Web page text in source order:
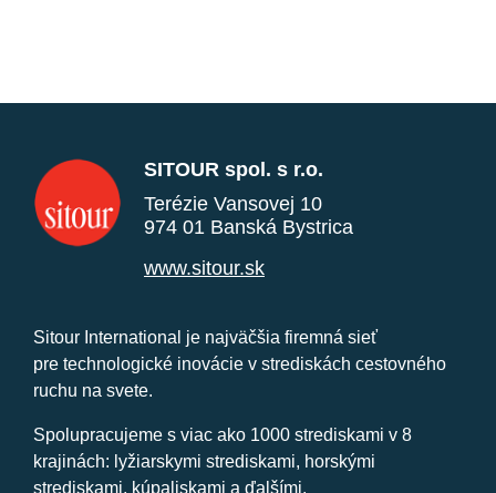
SITOUR spol. s r.o.
Terézie Vansovej 10
974 01 Banská Bystrica
www.sitour.sk
Sitour International je najväčšia firemná sieť
pre technologické inovácie v strediskách cestovného
ruchu na svete.
Spolupracujeme s viac ako 1000 strediskami v 8
krajinách: lyžiarskymi strediskami, horskými
strediskami, kúpaliskami a ďalšími.